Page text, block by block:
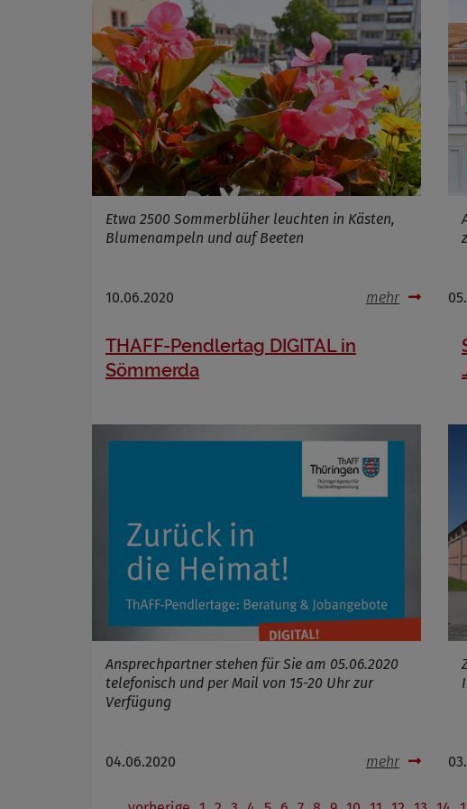
Etwa 2500 Sommerblüher leuchten in Kästen,
Blumenampeln und auf Beeten
10.06.2020 mehr
THAFF-Pendlertag DIGITAL in
Sömmerda
Ansprechpartner stehen für Sie am 05.06.2020
telefonisch und per Mail von 15-20 Uhr zur
Verfügung
04.06.2020 mehr
Cookie Laufzeit